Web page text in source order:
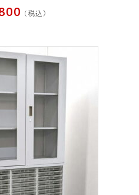
(税込）